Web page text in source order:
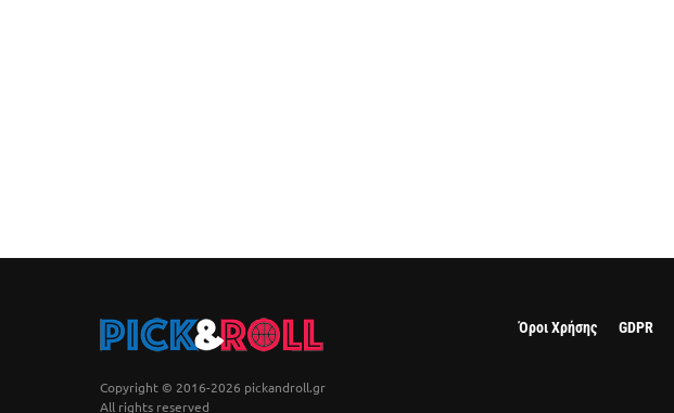
Copyright © 2016-2026 pickandroll.gr
All rights reserved
Όροι Χρήσης GDPR